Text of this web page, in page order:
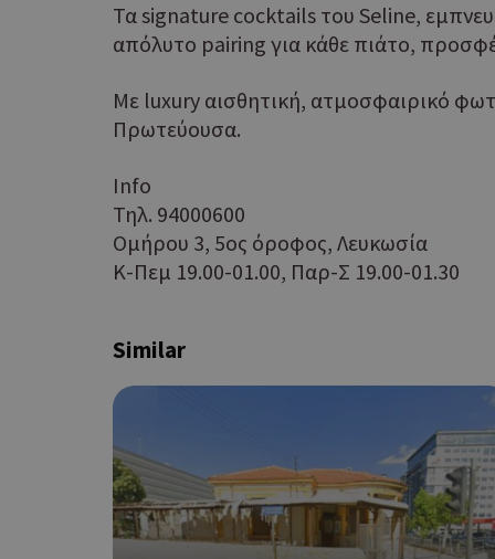
Τα signature cocktails του Seline,
απόλυτο pairing για κάθε πιάτο,
Με luxury αισθητική, ατμοσφαιρικό
Πρωτεύουσα.
Info
Τηλ. 94000600
Ομήρου 3, 5ος όροφος, Λευκωσία
Κ-Πεμ 19.00-01.00, Παρ-Σ 19.00-01.30
Similar
takeOverCookie
LangCookie